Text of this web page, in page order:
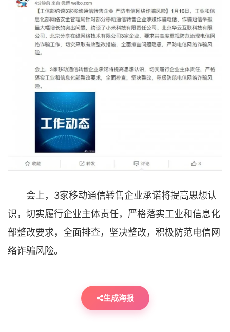
会上，3家移动通信转售企业承诺将提高思想认
识，切实履行企业主体责任，严格落实工业和信息化
部整改要求，全面排查，坚决整改，积极防范电信网
络诈骗风险。
生成海报